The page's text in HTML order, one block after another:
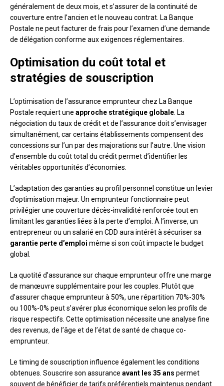
généralement de deux mois, et s’assurer de la continuité de
couverture entre l’ancien et le nouveau contrat. La Banque
Postale ne peut facturer de frais pour l’examen d’une demande
de délégation conforme aux exigences réglementaires.
Optimisation du coût total et
stratégies de souscription
L’optimisation de l’assurance emprunteur chez La Banque
Postale requiert une approche stratégique globale . La
négociation du taux de crédit et de l’assurance doit s’envisager
simultanément, car certains établissements compensent des
concessions sur l’un par des majorations sur l’autre. Une vision
d’ensemble du coût total du crédit permet d’identifier les
véritables opportunités d’économies.
L’adaptation des garanties au profil personnel constitue un levier
d’optimisation majeur. Un emprunteur fonctionnaire peut
privilégier une couverture décès-invalidité renforcée tout en
limitant les garanties liées à la perte d’emploi. À l’inverse, un
entrepreneur ou un salarié en CDD aura intérêt à sécuriser sa
garantie perte d’emploi même si son coût impacte le budget
global.
La quotité d’assurance sur chaque emprunteur offre une marge
de manœuvre supplémentaire pour les couples. Plutôt que
d’assurer chaque emprunteur à 50%, une répartition 70%-30%
ou 100%-0% peut s’avérer plus économique selon les profils de
risque respectifs. Cette optimisation nécessite une analyse fine
des revenus, de l’âge et de l’état de santé de chaque co-
emprunteur.
Le timing de souscription influence également les conditions
obtenues. Souscrire son assurance avant les 35 ans permet
souvent de bénéficier de tarifs préférentiels maintenus pendant